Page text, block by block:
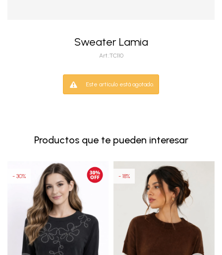
Sweater Lamia
TC110
Este artículo está agotado.
Productos que te pueden interesar
30 18